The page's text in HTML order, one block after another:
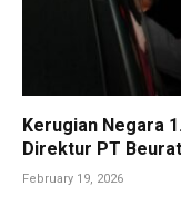
Kerugian Negara
Direktur PT
February 19, 2026